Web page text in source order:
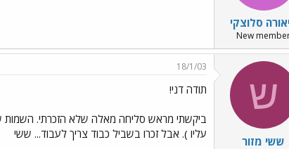
סלוצקי
New
ש
ששי מזור
18/1/03
תודה דני!
ביקשתי מראש סליחה מאלה שלא הזכרתי. השמות
עליו ). אבל זכרו בשביל כבוד צריך לעבוד... ששי